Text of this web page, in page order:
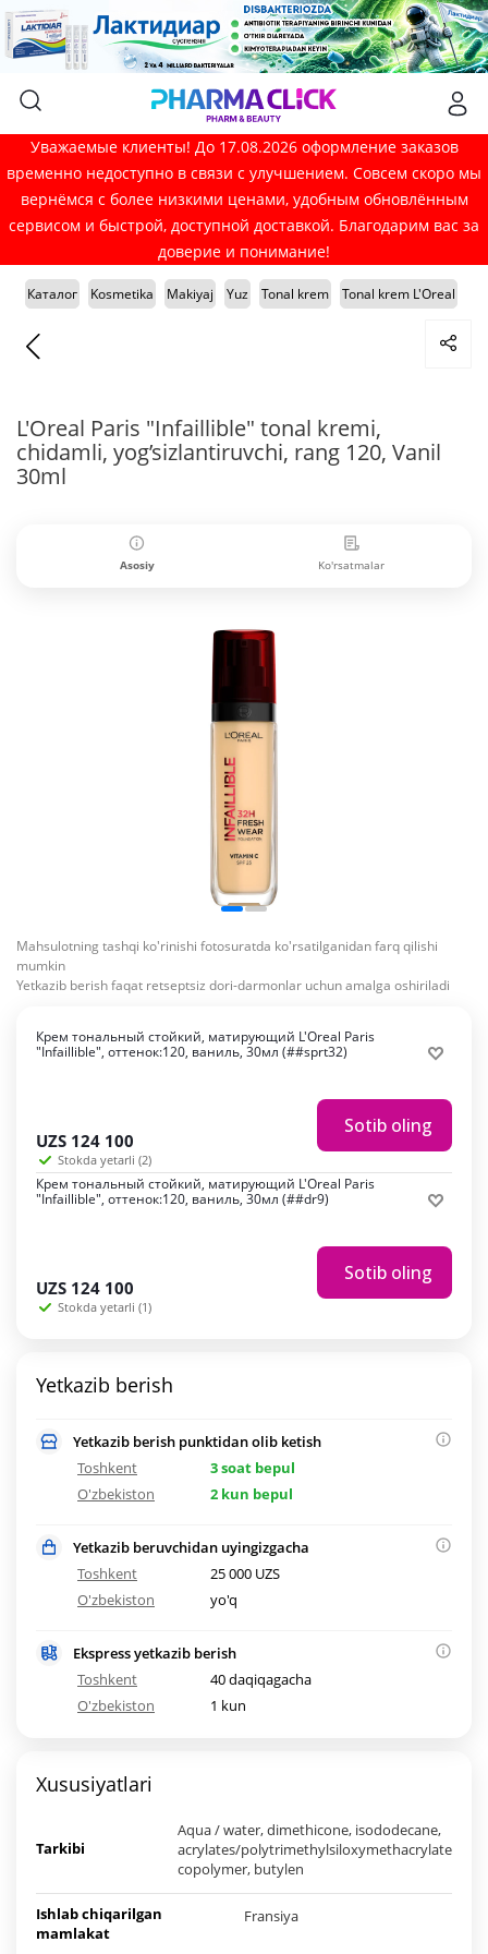
Уважаемые клиенты! До 17.08.2026 оформление заказов
временно недоступно в связи с улучшением. Совсем скоро мы
вернёмся с более низкими ценами, удобным обновлённым
сервисом и быстрой, доступной доставкой. Благодарим вас за
доверие и понимание!
Каталог Kosmetika Makiyaj Yuz Tonal krem Tonal krem L'Oreal
L'Oreal Paris "Infaillible" tonal kremi,
chidamli, yog’sizlantiruvchi, rang 120, Vanil
30ml
Asosiy Ko'rsatmalar
Mahsulotning tashqi ko'rinishi fotosuratda ko'rsatilganidan farq qilishi
mumkin
Yetkazib berish faqat retseptsiz dori-darmonlar uchun amalga oshiriladi
Крем тональный стойкий, матирующий L'Oreal Paris
"Infaillible", оттенок:120, ваниль, 30мл (##sprt32)
UZS 124 100
Stokda yetarli (2)
Sotib oling
Крем тональный стойкий, матирующий L'Oreal Paris
"Infaillible", оттенок:120, ваниль, 30мл (##dr9)
UZS 124 100
Stokda yetarli (1)
Sotib oling
Yetkazib berish
Yetkazib berish punktidan olib ketish
Toshkent
3 soat bepul
O'zbekiston
2 kun bepul
Yetkazib beruvchidan uyingizgacha
Toshkent
25 000 UZS
O'zbekiston
yo'q
Ekspress yetkazib berish
Toshkent
40 daqiqagacha
O'zbekiston
1 kun
Xususiyatlari
Tarkibi
Аqua / water, dimethicone, isododecane,
acrylates/polytrimethylsiloxymethacrylate
copolymer, butylen
Ishlab chiqarilgan
mamlakat
Fransiya